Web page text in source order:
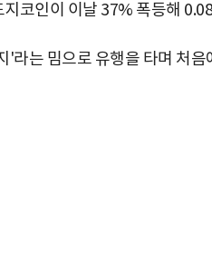
코인이 이날 37% 폭등해
'라는 밈으로 유행을 타며 처